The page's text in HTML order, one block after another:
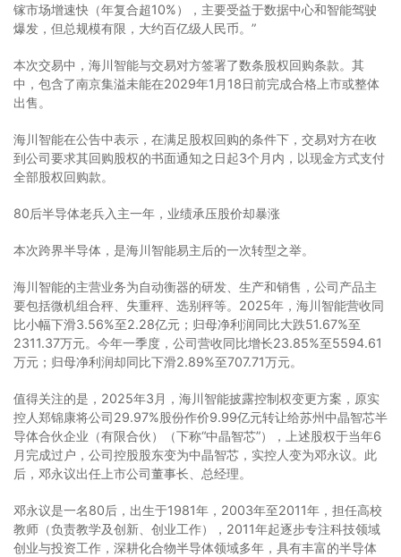
镓市场增速快（年复合超10%），主要受益于数据中心和智能驾驶
爆发，但总规模有限，大约百亿级人民币。”
本次交易中，海川智能与交易对方签署了数条股权回购条款。其
中，包含了南京集溢未能在2029年1月18日前完成合格上市或整体
出售。
海川智能在公告中表示，在满足股权回购的条件下，交易对方在收
到公司要求其回购股权的书面通知之日起3个月内，以现金方式支付
全部股权回购款。
80后半导体老兵入主一年，业绩承压股价却暴涨
本次跨界半导体，是海川智能易主后的一次转型之举。
海川智能的主营业务为自动衡器的研发、生产和销售，公司产品主
要包括微机组合秤、失重秤、选别秤等。2025年，海川智能营收同
比小幅下滑3.56%至2.28亿元；归母净利润同比大跌51.67%至
2311.37万元。今年一季度，公司营收同比增长23.85%至5594.61
万元；归母净利润却同比下滑2.89%至707.71万元。
值得关注的是，2025年3月，海川智能披露控制权变更方案，原实
控人郑锦康将公司29.97%股份作价9.99亿元转让给苏州中晶智芯半
导体合伙企业（有限合伙）（下称“中晶智芯”），上述股权于当年6
月完成过户，公司控股股东变为中晶智芯，实控人变为邓永议。此
后，邓永议出任上市公司董事长、总经理。
邓永议是一名80后，出生于1981年，2003年至2011年，担任高校
教师（负责教学及创新、创业工作），2011年起逐步专注科技领域
创业与投资工作，深耕化合物半导体领域多年，具有丰富的半导体